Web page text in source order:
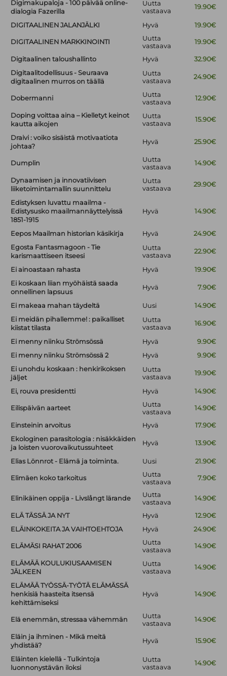
Digimakupaloja - 100 päivää online-
dialogia Fazerilla
Uutta
vastaava
19.90€
DIGITAALINEN JALANJÄLKI Hyvä 19.90€
DIGITAALINEN MARKKINOINTI
Uutta
vastaava
19.90€
Digitaalinen taloushallinto Hyvä
32.90€
Digitaalitodellisuus - Seuraava
digitaalinen murros on täällä
Uutta
vastaava
24.90€
Dobermanni
Uutta
vastaava
12.90€
Doping voittaa aina – Kielletyt keinot
kautta aikojen
Uutta
vastaava
15.90€
Draivi : voiko sisäistä motivaatiota
johtaa?
Hyvä 25.90€
Dumplin
Uutta
vastaava
14.90€
Dynaamisen ja innovatiivisen
liiketoimintamallin suunnittelu
Uutta
vastaava
29.90€
Edistyksen luvattu maailma -
Edistysusko maailmannäyttelyissä
1851-1915
Hyvä 14.90€
Eepos Maailman historian käsikirja Hyvä
24.90€
Egosta Fantasmagoon - Tie
karismaattiseen itseesi
Uutta
vastaava
22.90€
Ei ainoastaan rahasta Hyvä
19.90€
Ei koskaan liian myöhäistä saada
onnellinen lapsuus
Hyvä 7.90€
Ei makeaa mahan täydeltä Uusi
14.90€
Ei meidän pihallemme! : paikalliset
kiistat tilasta
Uutta
vastaava
16.90€
Ei menny niinku Strömsössä Hyvä
9.90€
Ei menny niinku Strömsössä 2
Hyvä
9.90€
Ei unohdu koskaan : henkirikoksen
jäljet
Uutta
vastaava
19.90€
Ei, rouva presidentti Hyvä 14.90€
Eilispäivän aarteet
Uutta
vastaava
14.90€
Einsteinin arvoitus Hyvä
17.90€
Ekologinen parasitologia : nisäkkäiden
ja loisten vuorovaikutussuhteet
Hyvä 13.90€
Elias Lönnrot - Elämä ja toiminta. Uusi 21.90€
Elimäen koko tarkoitus
Uutta
vastaava
7.90€
Elinikäinen oppija - Livslångt lärande
Uutta
vastaava
14.90€
ELÄ TÄSSÄ JA NYT Hyvä
12.90€
ELÄINKOKEITA JA VAIHTOEHTOJA
Hyvä 24.90€
ELÄMÄSI RAHAT 2006
Uutta
vastaava
14.90€
ELÄMÄÄ KOULUKIUSAAMISEN
JÄLKEEN
Uutta
vastaava
14.90€
ELÄMÄÄ TYÖSSÄ-TYÖTÄ ELÄMÄSSÄ
henkisiä haasteita itsensä
kehittämiseksi
Hyvä 14.90€
Elä enemmän, stressaa vähemmän
Uutta
vastaava
14.90€
Eläin ja ihminen - Mikä meitä
yhdistää?
Hyvä 15.90€
Eläinten kielellä - Tulkintoja
luonnonystävän iloksi
Uutta
vastaava
14.90€